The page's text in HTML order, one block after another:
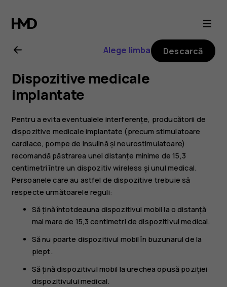
Ghid
de
utilizare
Nokia
2.1
Alege limba Descarcă
Dispozitive medicale
implantate
Pentru a evita eventualele interferențe, producătorii de
dispozitive medicale implantate (precum stimulatoare
cardiace, pompe de insulină și neurostimulatoare)
recomandă păstrarea unei distanțe minime de 15,3
centimetri între un dispozitiv wireless și unul medical.
Persoanele care au astfel de dispozitive trebuie să
respecte următoarele reguli:
Să țină întotdeauna dispozitivul mobil la o distanță
mai mare de 15,3 centimetri de dispozitivul medical.
Să nu poarte dispozitivul mobil în buzunarul de la
piept.
Să țină dispozitivul mobil la urechea opusă poziției
dispozitivului medical.